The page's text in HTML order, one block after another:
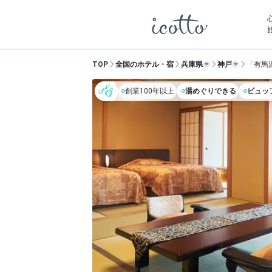
TOP 全国のホテル・宿 兵庫県 神戸 「有
創業100年以上 湯めぐりできる ビュッ